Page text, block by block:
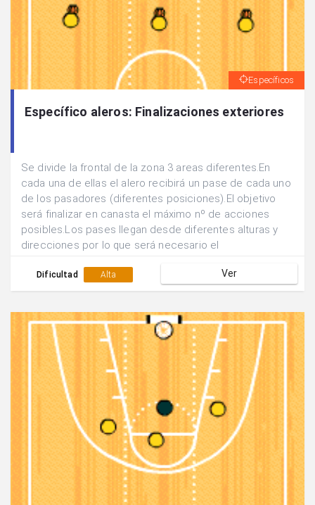
Específicos
Específico aleros: Finalizaciones exteriores
Se divide la frontal de la zona 3 areas diferentes.En
cada una de ellas el alero recibirá un pase de cada uno
de los pasadores (diferentes posiciones).El objetivo
será finalizar en canasta el máximo nº de acciones
posibles.Los pases llegan desde diferentes alturas y
direcciones por lo que será necesario el
con rapidez y eficacia.
Dificultad Alta Ver